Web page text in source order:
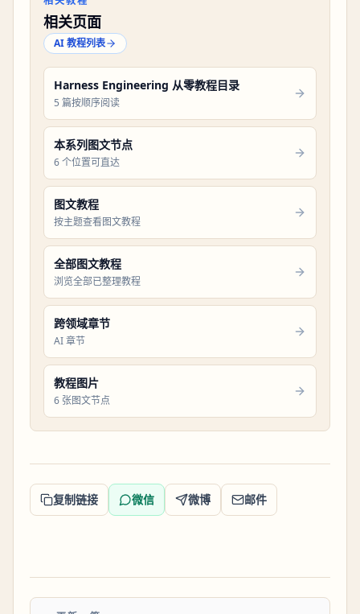
相关页面
AI 教程列表
Harness Engineering 从零教程目录
5 篇按顺序阅读
本系列图文节点
6 个位置可直达
图文教程
按主题查看图文教程
全部图文教程
浏览全部已整理教程
跨领域章节
AI 章节
教程图片
6 张图文节点
复制链接 微信 微博 邮件